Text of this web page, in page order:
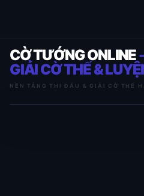
CỜ TƯỚNG ONLINE
GIẢI CỜ THẾ &
NỀN TẢNG THI ĐẤU & GIẢI CỜ THẾ